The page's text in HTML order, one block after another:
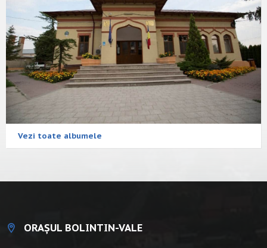
Vezi toate albumele
ORAȘUL BOLINTIN-VALE